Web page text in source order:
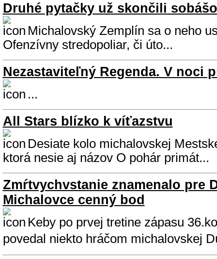
Druhé pytačky už skončili
Michalovský Zemplín sa o neho
Ofenzívny stredopoliar, či úto...
Nezastaviteľný Regenda. V noci
...
All Stars blízko k víťazstvu
Desiate kolo michalovskej
ktorá nesie aj názov O pohár primát...
Zmŕtvychvstanie znamenalo pre
Michalovce cenný bod
Keby po prvej tretine zápasu
povedal niekto hráčom michalovskej